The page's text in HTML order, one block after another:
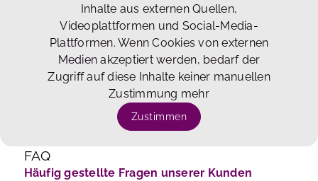
Inhalte aus externen Quellen,
Videoplattformen und Social-Media-
Plattformen. Wenn Cookies von externen
Medien akzeptiert werden, bedarf der
Zugriff auf diese Inhalte keiner manuellen
Zustimmung mehr
Zustimmen
FAQ
Häufig gestellte Fragen unserer Kunden